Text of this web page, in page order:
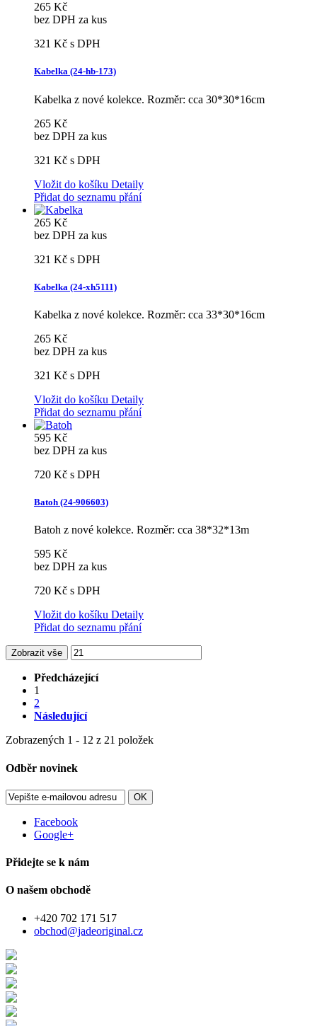
265 Kč
bez DPH za kus
321 Kč s DPH
Kabelka (24-hb-173)
Kabelka z nové kolekce. Rozměr: cca 30*30*16cm
265 Kč
bez DPH za kus
321 Kč s DPH
Vložit do košíku Detaily
Přidat do seznamu přání
265 Kč
bez DPH za kus
321 Kč s DPH
Kabelka (24-xh5111)
Kabelka z nové kolekce. Rozměr: cca 33*30*16cm
265 Kč
bez DPH za kus
321 Kč s DPH
Vložit do košíku Detaily
Přidat do seznamu přání
595 Kč
bez DPH za kus
720 Kč s DPH
Batoh (24-906603)
Batoh z nové kolekce. Rozměr: cca 38*32*13m
595 Kč
bez DPH za kus
720 Kč s DPH
Vložit do košíku Detaily
Přidat do seznamu přání
Zobrazit vše
Předcházející
1
2
Následující
Zobrazených 1 - 12 z 21 položek
Odběr novinek
OK
Facebook
Google+
Přidejte se k nám
O našem obchodě
+420 702 171 517
obchod@jadeoriginal.cz